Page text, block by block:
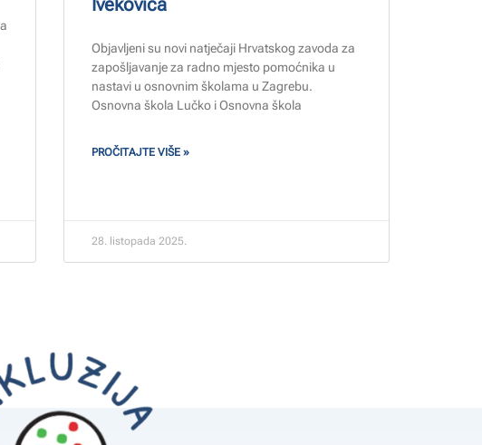
Objavljeni su novi natječaji Hrvatskog zavoda za
zapošljavanje za radno mjesto pomoćnika u
nastavi u osnovnim školama u Zagrebu.
Osnovna škola Lučko i Osnovna škola
PROČITAJTE VIŠE »
28. listopada 2025.